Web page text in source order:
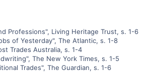
Professions", Living Heritage Trust, s. 1-6
of Yesterday", The Atlantic, s. 1-8
Trades Australia, s. 1-4
The New York Times, s. 1-5
Trades", The Guardian, s. 1-6